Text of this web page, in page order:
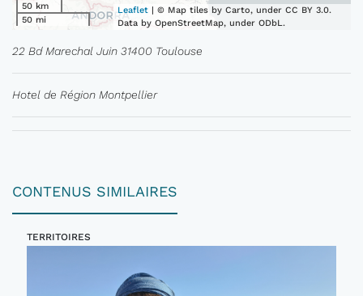
50 km
50 mi
Leaflet | © Map tiles by Carto, under CC BY 3.0.
Data by OpenStreetMap, under ODbL.
22 Bd Marechal Juin 31400 Toulouse
Hotel de Région Montpellier
CONTENUS SIMILAIRES
TERRITOIRES